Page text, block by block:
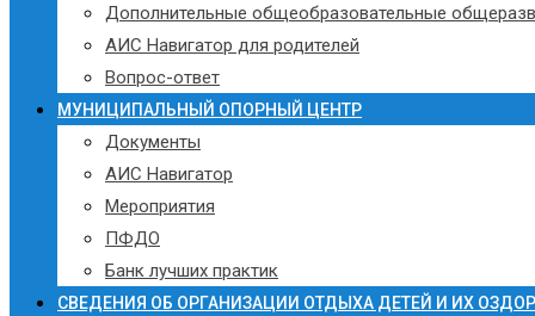
Дополнительные общеобразовательные
АИС Навигатор для родителей
Вопрос-ответ
МУНИЦИПАЛЬНЫЙ ОПОРНЫЙ ЦЕНТР
Документы
АИС Навигатор
Мероприятия
ПФДО
Банк лучших практик
СВЕДЕНИЯ ОБ ОРГАНИЗАЦИИ ОТДЫХА ДЕТЕЙ И ИХ